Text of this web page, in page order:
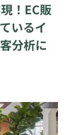
！EC販
いるイ
分析に